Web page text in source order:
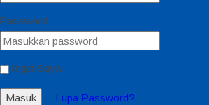
Password
Ingat Saya
Masuk Lupa Password?